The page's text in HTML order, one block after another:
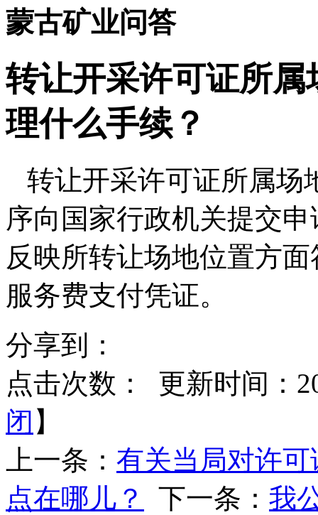
蒙古矿业问答
转让开采许可证所
理什么手续？
转让开采许可证所属场
序向国家行政机关提交
反映所转让场地位置方
服务费支付凭证。
分享到：
点击次数：
更新时间：
闭 】
上一条： 有关当局对许
点在哪儿？
下一条： 我